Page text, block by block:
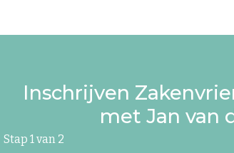
Inschrijven
met Jan van
Stap 1van 2